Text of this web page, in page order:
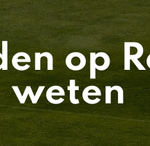
op
weten